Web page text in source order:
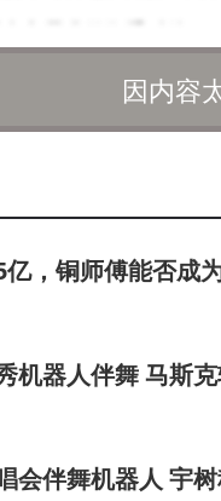
心需求的郑重对待。
我”，这句流传千年
”让年轻人习惯用“
”的标签。原本应该
。他们拒绝被优绩
动，都是对抗系统性
确立自我与自身的
因内容
，铜师傅能否成
机器人伴舞 马斯
会伴舞机器人 宇